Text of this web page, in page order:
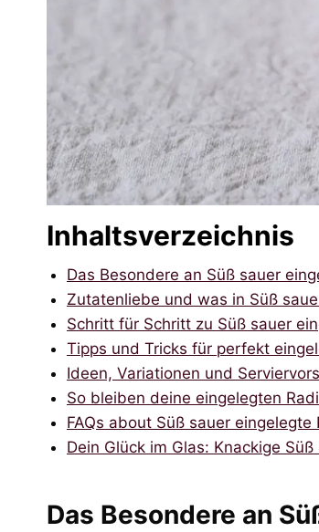
Inhaltsverzeichnis
Das Besondere an Süß sauer
Zutatenliebe und was in Süß
Schritt für Schritt zu Süß sauer
Tipps und Tricks für perfekt
Ideen, Variationen und
So bleiben deine eingelegten
FAQs about Süß sauer eingelegte
Dein Glück im Glas: Knackige
Das Besondere an